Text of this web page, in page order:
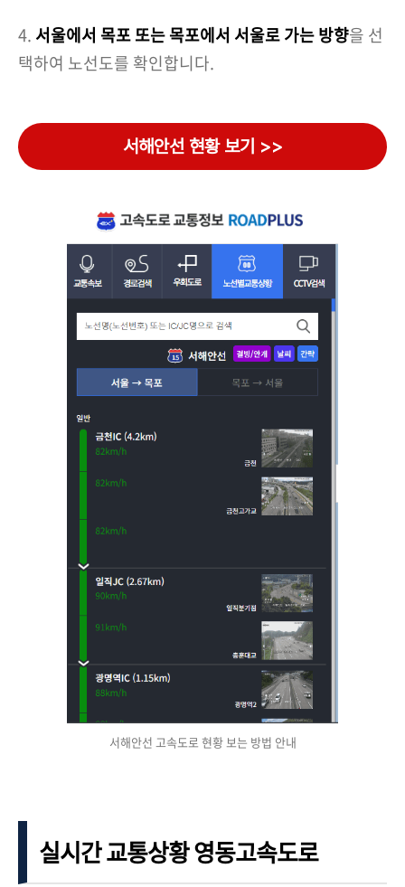
4. 서울에서 목포 또는 목포에서 서울로 가는 방향을 선
택하여 노선도를 확인합니다.
서해안선 현황 보기 >>
서해안선 고속도로 현황 보는 방법 안내
실시간 교통상황 영동고속도로